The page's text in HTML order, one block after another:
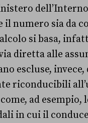
il numero sia da
si basa,
diretta alle
escluse, invece,
riconducibili
ad esempio,
in cui il